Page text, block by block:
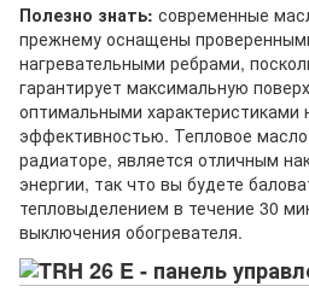
Полезно знать: современные
прежнему оснащены
нагревательными ребрами,
гарантирует максимальную
оптимальными характеристиками
эффективностью. Тепловое
радиаторе, является отличным
энергии, так что вы будете
тепловыделением в течение 30
выключения обогревателя.